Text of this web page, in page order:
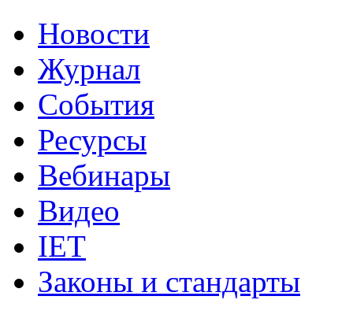
Новости
Журнал
События
Ресурсы
Вебинары
Видео
IET
Законы и стандарты